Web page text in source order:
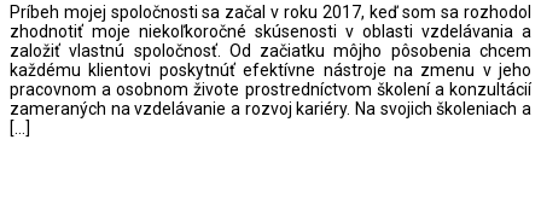
Príbeh mojej spoločnosti sa začal v roku 2017, keď som sa rozhodol
zhodnotiť moje niekoľkoročné skúsenosti v oblasti vzdelávania a
založiť vlastnú spoločnosť. Od začiatku môjho pôsobenia chcem
každému klientovi poskytnúť efektívne nástroje na zmenu v jeho
pracovnom a osobnom živote prostredníctvom školení a konzultácií
zameraných na vzdelávanie a rozvoj kariéry. Na svojich školeniach a
[…]